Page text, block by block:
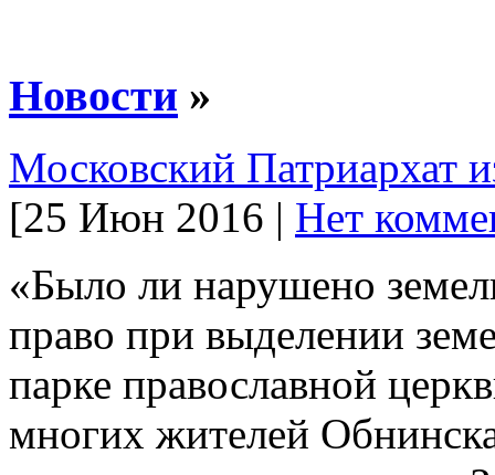
Новости »
Московский Патриархат
[25 Июн 2016 | Нет
«Было ли нарушено
право при выделении
парке православной
многих жителей